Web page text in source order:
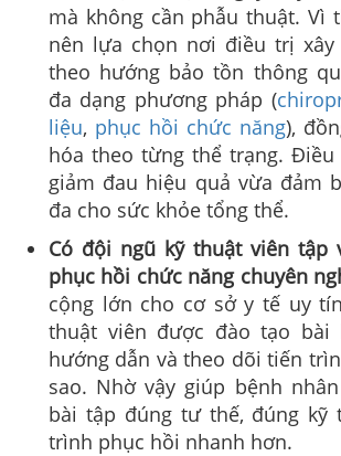
mà không cần phẫu thuật. Vì
nên lựa chọn nơi điều trị
theo hướng bảo tồn thông
đa dạng phương pháp (
liệu, phục hồi chức năng),
hóa theo từng thể trạng. Điều
giảm đau hiệu quả vừa đảm
đa cho sức khỏe tổng thể.
Có đội ngũ kỹ thuật viên tập
phục hồi chức năng chuyên
cộng lớn cho cơ sở y tế uy
thuật viên được đào tạo bài
hướng dẫn và theo dõi tiến
sao. Nhờ vậy giúp bệnh
bài tập đúng tư thế, đúng kỹ
trình phục hồi nhanh hơn.